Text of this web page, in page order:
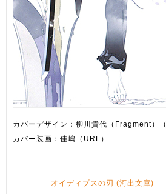
カバーデザイン：柳川貴代（Fragment）（
カバー装画：佳嶋（ URL ）
オイディプスの刃 (河出文庫)